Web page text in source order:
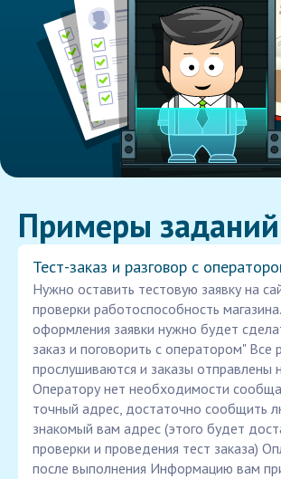
Примеры заданий
Тест-заказ и разговор с
Нужно оставить тестовую заявку на
проверки работоспособность
оформления заявки нужно будет
заказ и поговорить с оператором" Все
прослушиваются и заказы отправлены
Оператору нет необходимости
точный адрес, достаточно сообщить
знакомый вам адрес (этого будет
проверки и проведения тест заказа)
после выполнения Информацию вам